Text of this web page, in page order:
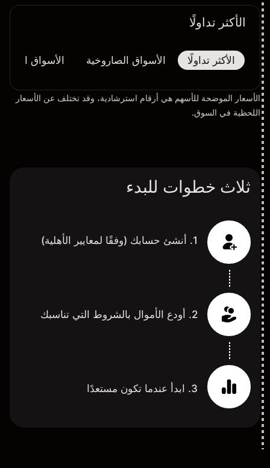
الأكثر تداولًا
الأكثر تداولًا الأسواق الصاروخية الأسواق
الأسعار الموضحة للأسهم هي أرقام استرشادية، وقد تختلف عن الأسعار
اللحظية في السوق.
ثلاث خطوات للبدء
1. أنشئ حسابك (وفقًا لمعايير الأهلية)
2. أودع الأموال بالشروط التي تناسبك
3. ابدأ عندما تكون مستعدًا